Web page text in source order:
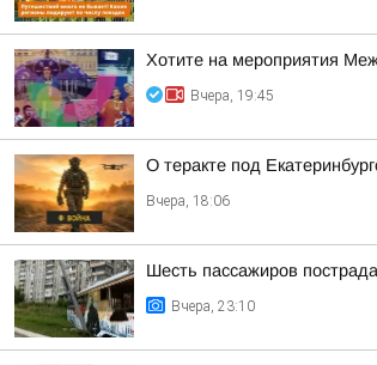
Хотите на мероприятия
Вчера, 19:45
О теракте под
Вчера, 18:06
Шесть пассажиров
Вчера, 23:10